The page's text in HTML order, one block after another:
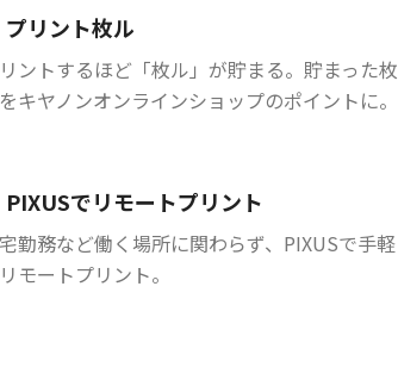
プリント枚ル
ントするほど「枚ル」が貯まる。貯まった枚
キヤノンオンラインショップのポイントに。
PIXUSでリモートプリント
勤務など働く場所に関わらず、PIXUSで手軽
モートプリント。